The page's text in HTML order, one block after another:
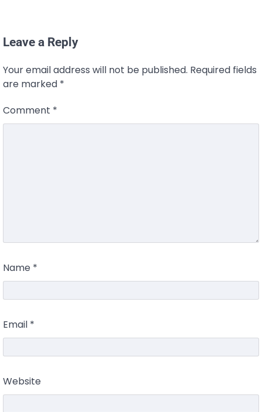
Leave a Reply
Your email address will not be published. Required fields
are marked *
Comment *
Name *
Email *
Website